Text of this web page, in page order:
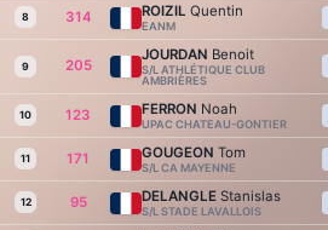
8 314 ROIZIL Quentin
EANM
9 205
JOURDAN Benoit
S/L ATHLÉTIQUE CLUB
AMBRIÈRES
10 123 FERRON Noah
UPAC CHATEAU-GONTIER
11 171 GOUGEON Tom
S/L CA MAYENNE
12 95 DELANGLE Stanislas
S/L STADE LAVALLOIS